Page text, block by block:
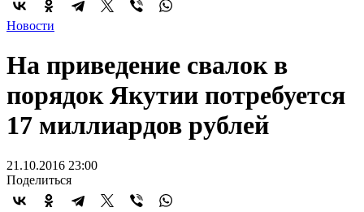
Новости
На приведение свалок в
порядок Якутии потребуется
17 миллиардов рублей
21.10.2016 23:00
Поделиться